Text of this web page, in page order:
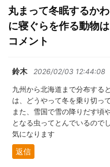
丸まって冬眠するか
に寝ぐらを作る動物
コメント
鈴木 2026/02/03 12:44:08
九州から北海道まで分布する
は、どうやって冬を乗り切っ
また、雪国で雪の降りだす頃
となる虫ってとんでいるので
気になります
返信